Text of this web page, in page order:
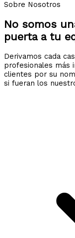
Sobre Nosotros
No somos
puerta a tu
Derivamos cada
profesionales más
clientes por su
si fueran los